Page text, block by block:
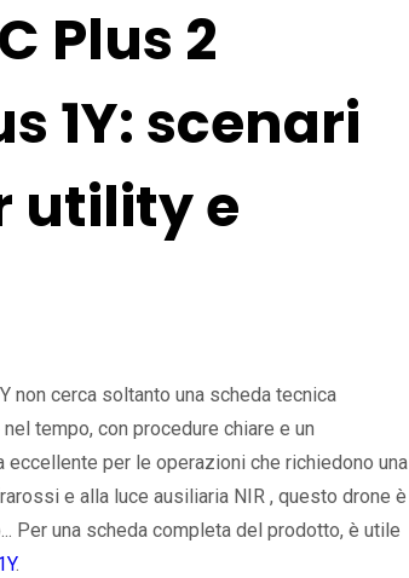
Plus 2
1Y: scenari
utility e
non cerca soltanto una scheda tecnica
tempo, con procedure chiare e un
per le operazioni che richiedono una
e alla luce ausiliaria NIR , questo drone è
Per una scheda completa del prodotto, è utile
.